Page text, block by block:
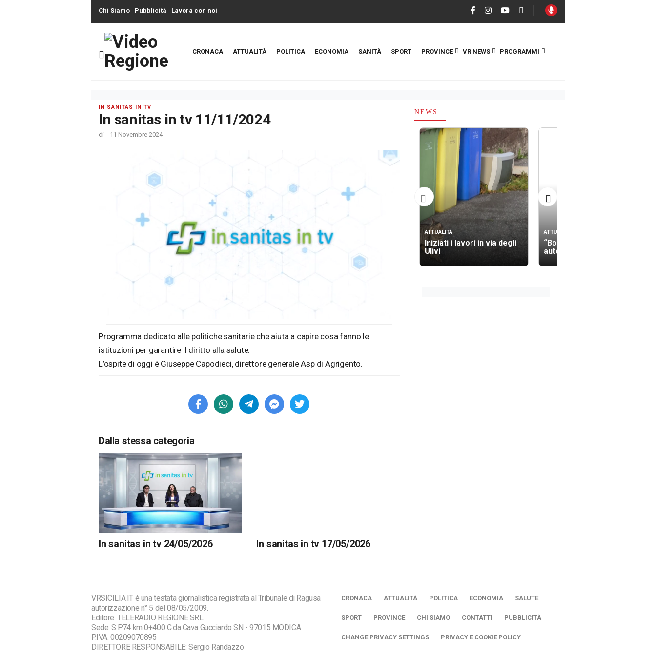
Chi Siamo Pubblicità Lavora con noi
CRONACA ATTUALITÀ POLITICA ECONOMIA SANITÀ SPORT PROVINCE VR NEWS PROGRAMMI
IN SANITAS IN TV
In sanitas in tv 11/11/2024
di - 11 Novembre 2024
Programma dedicato alle politiche sanitarie che aiuta a capire cosa fanno le
istituzioni per garantire il diritto alla salute.
L’ospite di oggi è Giuseppe Capodieci, direttore generale Asp di Agrigento.
Dalla stessa categoria
In sanitas in tv 24/05/2026 In sanitas in tv 17/05/2026
NEWS
ATTUALITÀ
Iniziati i lavori in via degli
Ulivi
ATTUALITÀ
“Bollino nero” sulle
autostrade
VRSICILIA.IT è una testata giornalistica registrata al Tribunale di Ragusa
autorizzazione n° 5 del 08/05/2009.
Editore: TELERADIO REGIONE SRL
Sede: S.P.74 km 0+400 C.da Cava Gucciardo SN - 97015 MODICA
P.IVA: 00209070895
DIRETTORE RESPONSABILE: Sergio Randazzo
CRONACA ATTUALITÀ POLITICA ECONOMIA SALUTE
SPORT PROVINCE CHI SIAMO CONTATTI PUBBLICITÀ
CHANGE PRIVACY SETTINGS PRIVACY E COOKIE POLICY